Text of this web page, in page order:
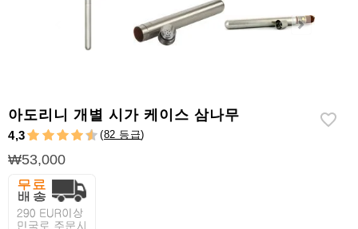
저
가
아도리니 개별 시가 케이스 삼나무
4,3 (82 등급)
₩53,000